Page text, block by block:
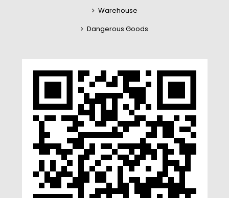
Warehouse
Dangerous Goods